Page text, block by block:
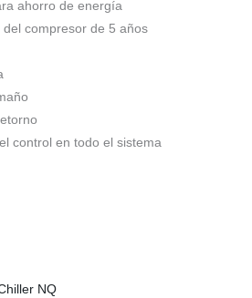
ahorro de energía
compresor de 5 años
control en todo el sistema
NQ